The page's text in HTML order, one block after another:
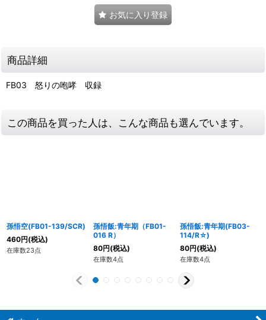
お気に入り登録
商品詳細
FB03 怒りの咆哮 収録
この商品を買った人は、こんな商品も選んでいます。
孫悟空(FB01-139/SCR)
460円(税込)
在庫数23点
孫悟飯:青年期（FB01-
016 R）
80円(税込)
在庫数4点
孫悟飯:青年期(FB03-
114/R☆)
80円(税込)
在庫数4点